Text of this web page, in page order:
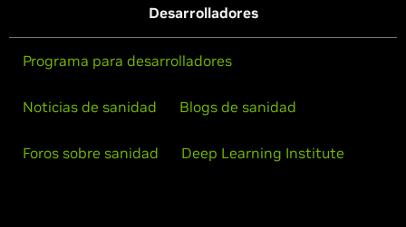
Desarrolladores
Programa para desarrolladores
Noticias de sanidad Blogs de sanidad
Foros sobre sanidad Deep Learning Institute